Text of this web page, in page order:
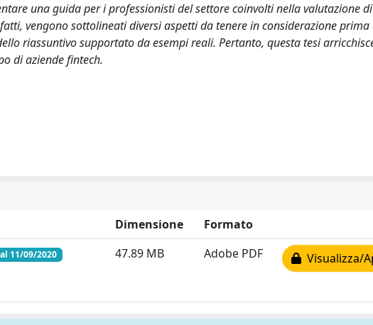
una guida per i professionisti del settore coinvolti nella valutazione di
vengono sottolineati diversi aspetti da tenere in considerazione prima
riassuntivo supportato da esempi reali. Pertanto, questa tesi
di aziende fintech.
Dimensione
Formato
11/09/2020 47.89 MB Adobe PDF Visualizza/